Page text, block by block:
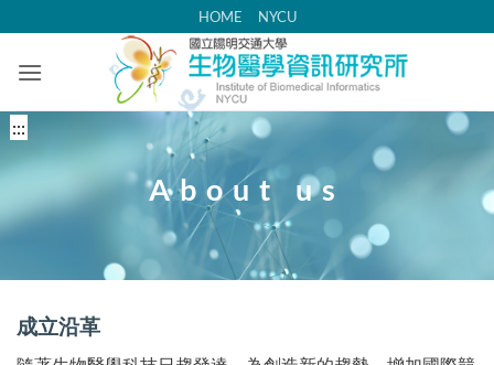
到
內
區
HOME NYCU
:::
央
容
About us
成立沿革